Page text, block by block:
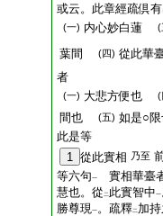
或云。此章經疏倶有
(一) 内心妙白蓮 (
葉間 (四) 從此華
者
(一) 大悲方便也 (
間也 (五) 如是○
此是等
1 從此實相 乃至
等六句一
實相華臺
慧也。從 二 此實智中一
勝尊現一。疏釋二 加